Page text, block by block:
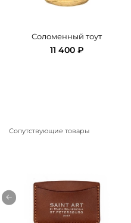
Соломенный тоут
11 400 ₽
Сопутствующие товары